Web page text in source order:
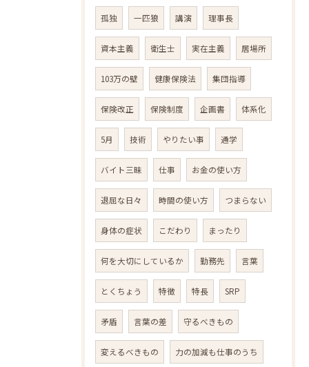
孤独 一匹狼 講演 理事長
資本主義 衛生士 実在主義 居場所
103万の壁 健康保険法 集団指導
保険改正 保険制度 企画書 体系化
5月 技術 やりたい事 通学
バイト三昧 仕事 お金の使い方
退屈な日々 時間の使い方 つまらない
身体の症状 こだわり まったり
何を大切にしているか 勤務先 言葉
とくちょう 特徴 特長 SRP
矛盾 言葉の差 守るべきもの
変えるべきもの 力の加減も仕事のうち